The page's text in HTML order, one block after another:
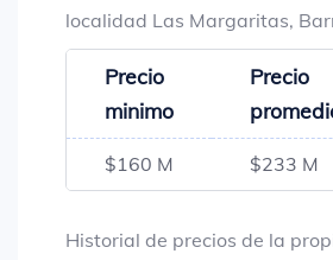
localidad Las Margaritas,
Precio
minimo
Precio
$160 M $233 M
Historial de precios de la